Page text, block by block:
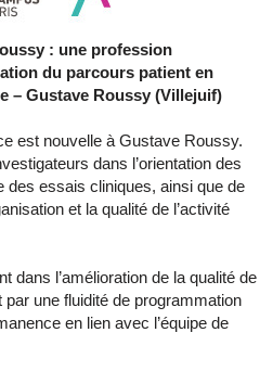
: une profession
du parcours patient en
– Gustave Roussy (Villejuif)
est nouvelle à Gustave Roussy.
dans l’orientation des
essais cliniques, ainsi que de
et la qualité de l’activité
dans l’amélioration de la qualité de
une fluidité de programmation
en lien avec l’équipe de